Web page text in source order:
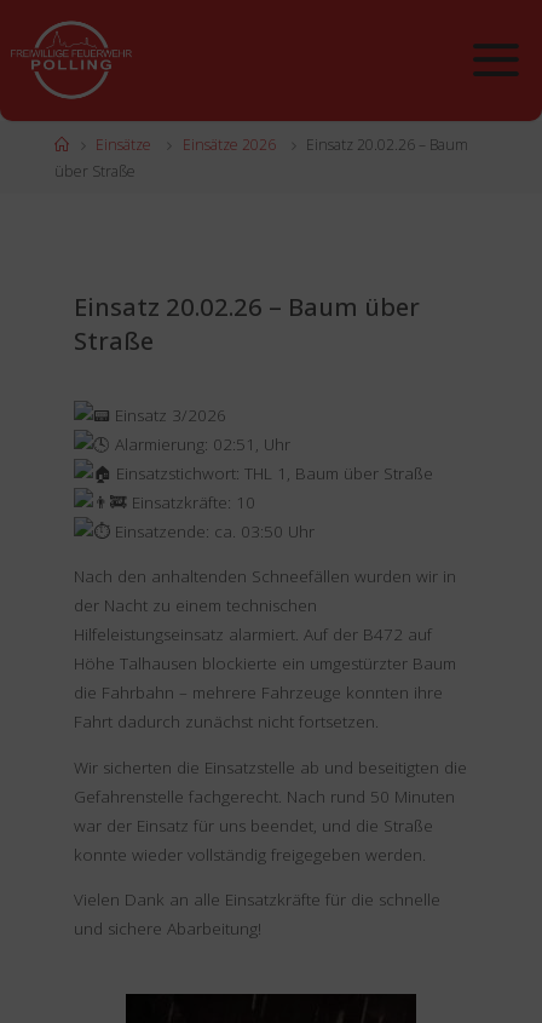
Inhalt
springen
StartEinsätze Einsätze 2026
Einsatz 20.02.26 – Baum
über Straße
Einsatz 20.02.26 – Baum über
Straße
Einsatz 3/2026
Alarmierung: 02:51, Uhr
Einsatzstichwort: THL 1, Baum über Straße
Einsatzkräfte: 10
Einsatzende: ca. 03:50 Uhr
Nach den anhaltenden Schneefällen wurden wir in
der Nacht zu einem technischen
Hilfeleistungseinsatz alarmiert. Auf der B472 auf
Höhe Talhausen blockierte ein umgestürzter Baum
die Fahrbahn – mehrere Fahrzeuge konnten ihre
Fahrt dadurch zunächst nicht fortsetzen.
Wir sicherten die Einsatzstelle ab und beseitigten die
Gefahrenstelle fachgerecht. Nach rund 50 Minuten
war der Einsatz für uns beendet, und die Straße
konnte wieder vollständig freigegeben werden.
Vielen Dank an alle Einsatzkräfte für die schnelle
und sichere Abarbeitung!